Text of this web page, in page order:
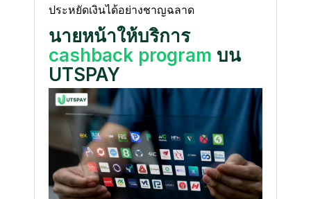
ประหยัดเงินได้อย่างชาญฉลาด
นายหน้าให้บริการ
cashback program บน
UTSPAY